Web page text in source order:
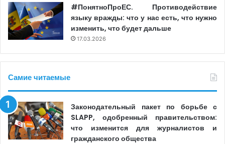
#ПонятноПроЕС. Противодействие
языку вражды: что у нас есть, что нужно
изменить, что будет дальше
17.03.2026
Самие читаемые
Законодательный пакет по борьбе с
SLAPP, одобренный правительством:
что изменится для журналистов и
гражданского общества